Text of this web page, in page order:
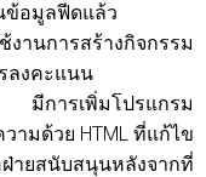
ข้อมูลฟีดแล้ว
านการสร้างกิจกรรม
ลงคะแนน
มีการเพิ่มโปรแกรม
ามด้วย HTML ที่แก้ไข
ายสนับสนุนหลังจากที่